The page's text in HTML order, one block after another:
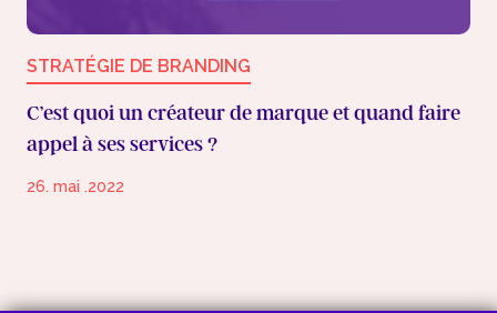
STRATÉGIE DE BRANDING
C’est quoi un créateur de marque et quand faire
appel à ses services ?
26. mai .2022